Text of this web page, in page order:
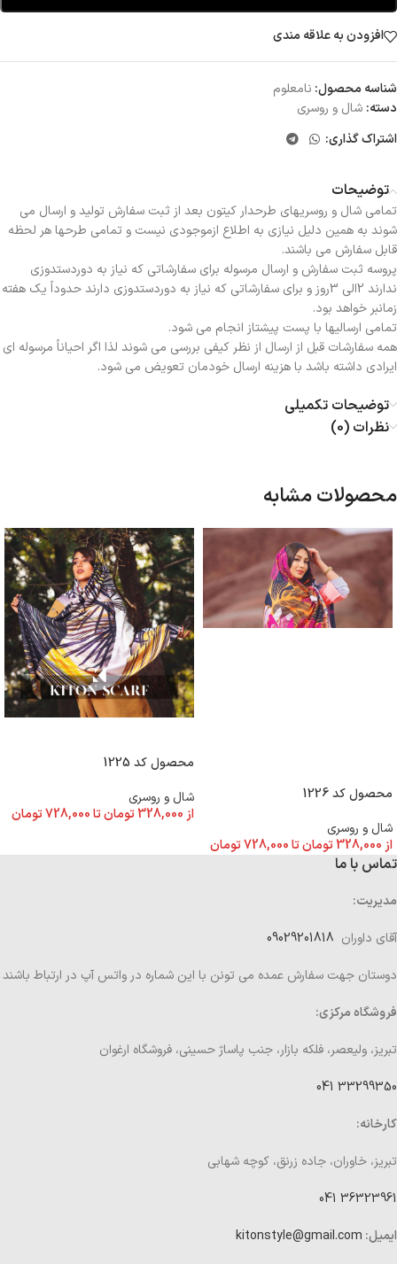
افزودن به علاقه مندی
شناسه محصول: نامعلوم
دسته: شال و روسری
اشتراک گذاری:
توضیحات
تمامی شال و روسریهای طرحدار کیتون بعد از ثبت سفارش تولید و ارسال می
شوند به همین دلیل نیازی به اطلاع ازموجودی نیست و تمامی طرحها هر لحظه
قابل سفارش می باشند.
پروسه ثبت سفارش و ارسال مرسوله برای سفارشاتی که نیاز به دوردستدوزی
ندارند 2الی 3روز و برای سفارشاتی که نیاز به دوردستدوزی دارند حدوداً یک هفته
زمانبر خواهد بود.
تمامی ارسالیها با پست پیشتاز انجام می شود.
همه سفارشات قبل از ارسال از نظر کیفی بررسی می شوند لذا اگر احیاناً مرسوله ای
ایرادی داشته باشد با هزینه ارسال خودمان تعویض می شود.
توضیحات تکمیلی
نظرات (0)
محصولات مشابه
محصول کد 1226
شال و روسری
از328,000تومانتا728,000تومان
محصول کد 1225
شال و روسری
از 328,000تومانتا728,000تومان
تماس با ما
مدیریت:
آقای داوران
دوستان جهت سفارش عمده می تونن با این شماره در واتس آپ در ارتباط باشند
فروشگاه مرکزی:
تبریز، ولیعصر، فلکه بازار، جنب پاساژ حسینی، فروشگاه ارغوان
33299350 041
کارخانه:
تبریز، خاوران، جاده زرنق، کوچه شهابی
36323961 041
ایمیل: kitonstyle@gmail.com